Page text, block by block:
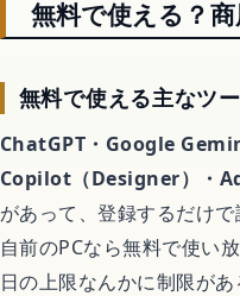
無料で使える？
無料で使える主なツ
ChatGPT・Google
Copilot（Designer）・
があって、登録するだけ
自前のPCなら無料で使い
日の上限なんかに制限が